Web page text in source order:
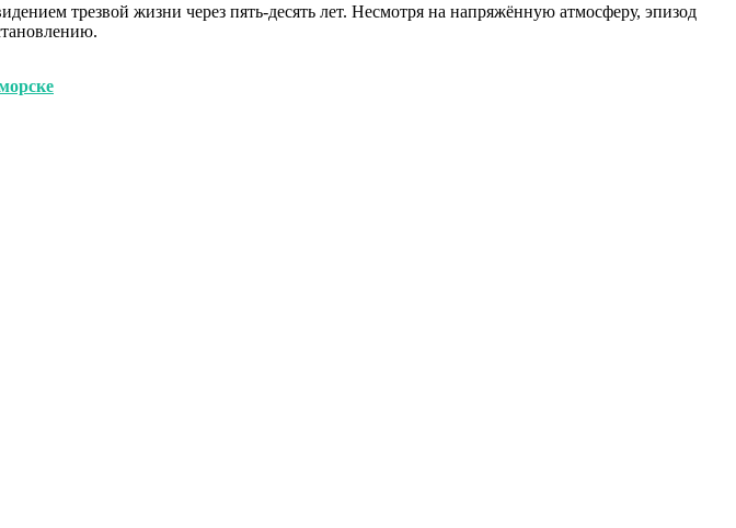
трезвой жизни через пять-десять лет. Несмотря на напряжённую атмосферу, эпизод